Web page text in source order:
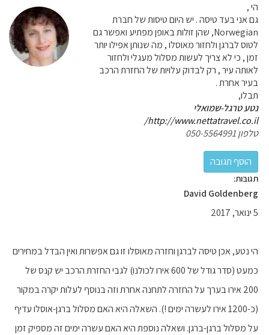
הי ,
גם אני בעד טיסה . יש היום טיסות של חברת
Norwegian, שהן זולות באופן מפתיע ואפשר גם
לטוס לברגן ולחזור מאוסלו , מה שנותן אפילו יותר
זמן , כי לא צריך לעשות מסלול מעגלי ולחזור
לאותה עיר , רק לבדוק עלויות של החזרת הרכב
בעיר אחרת .
תבלו,
נטע טרגל-שמואלי
http://www.nettatravel.co.il/
טלפון 050-5564991
תגובות:
David Goldenberg
5 ינואר, 2017
הי נטע, אכן טיסה לברגן וחזרה מאוסלו זו גם אפשרות ואין הבדל במחירים
כמעט (סדר גודל של 600 אירו לכולנו) לגבי החזרת הרכב יש קנס של
200 אירו בערך על החזרה לתחנה אחרת וזה בנוסף לעלות יקרה במקור
(כ-1200 אירו לעשרה ימים !). השאלה היא האם מסלול ברגן-אוסלו עדיף
על מסלול ברגן-ברגן. ושאלה נוספת היא האם עשרה ימים זה מספיק זמן